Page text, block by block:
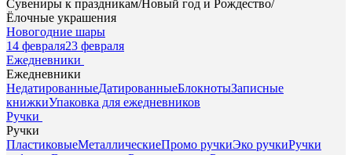
Сувениры к праздникам/Новый год и Рождество/
Ёлочные украшения
Новогодние шары
14 февраля23 февраля
Ежедневники
Ежедневники
НедатированныеДатированныеБлокнотыЗаписные
книжкиУпаковка для ежедневников
Ручки
Ручки
ПластиковыеМеталлическиеПромо ручкиЭко ручкиРучки